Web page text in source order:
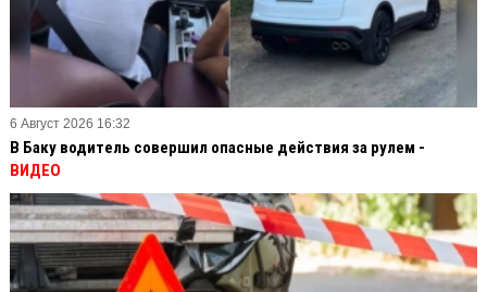
6 Август 2026 16:32
В Баку водитель совершил опасные действия за рулем -
ВИДЕО